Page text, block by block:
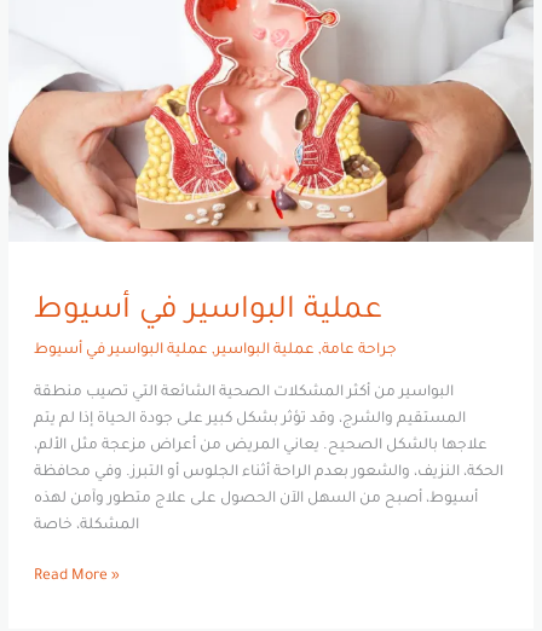
عملية البواسير في أسيوط
جراحة عامة, عملية البواسير, عملية البواسير في أسيوط
البواسير من أكثر المشكلات الصحية الشائعة التي تصيب منطقة
المستقيم والشرج، وقد تؤثر بشكل كبير على جودة الحياة إذا لم يتم
علاجها بالشكل الصحيح. يعاني المريض من أعراض مزعجة مثل الألم،
الحكة، النزيف، والشعور بعدم الراحة أثناء الجلوس أو التبرز. وفي محافظة
أسيوط، أصبح من السهل الآن الحصول على علاج متطور وآمن لهذه
المشكلة، خاصة
أسيوط
Read More »